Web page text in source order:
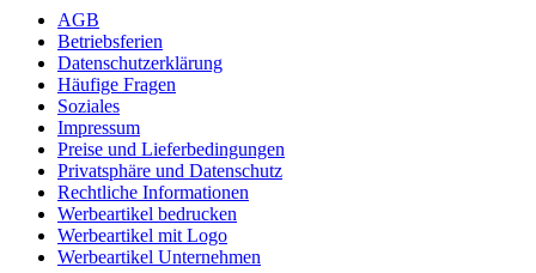
AGB
Betriebsferien
Datenschutzerklärung
Häufige Fragen
Soziales
Impressum
Preise und Lieferbedingungen
Privatsphäre und Datenschutz
Rechtliche Informationen
Werbeartikel bedrucken
Werbeartikel mit Logo
Werbeartikel Unternehmen